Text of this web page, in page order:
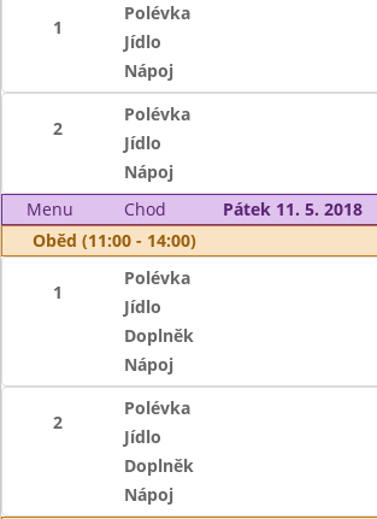
1
Polévka
Jídlo
Nápoj
2
Polévka
Jídlo
Nápoj
Menu
Chod
Pátek 11. 5. 2018
Oběd (11:00 - 14:00)
1
Polévka
Jídlo
Doplněk
Nápoj
2
Polévka
Jídlo
Doplněk
Nápoj